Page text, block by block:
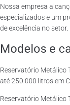
Nossa empresa
especializados e um
de excelência no setor.
Modelos e
Reservatório Metálico
até 250.000 litros em
Reservatório Metálico